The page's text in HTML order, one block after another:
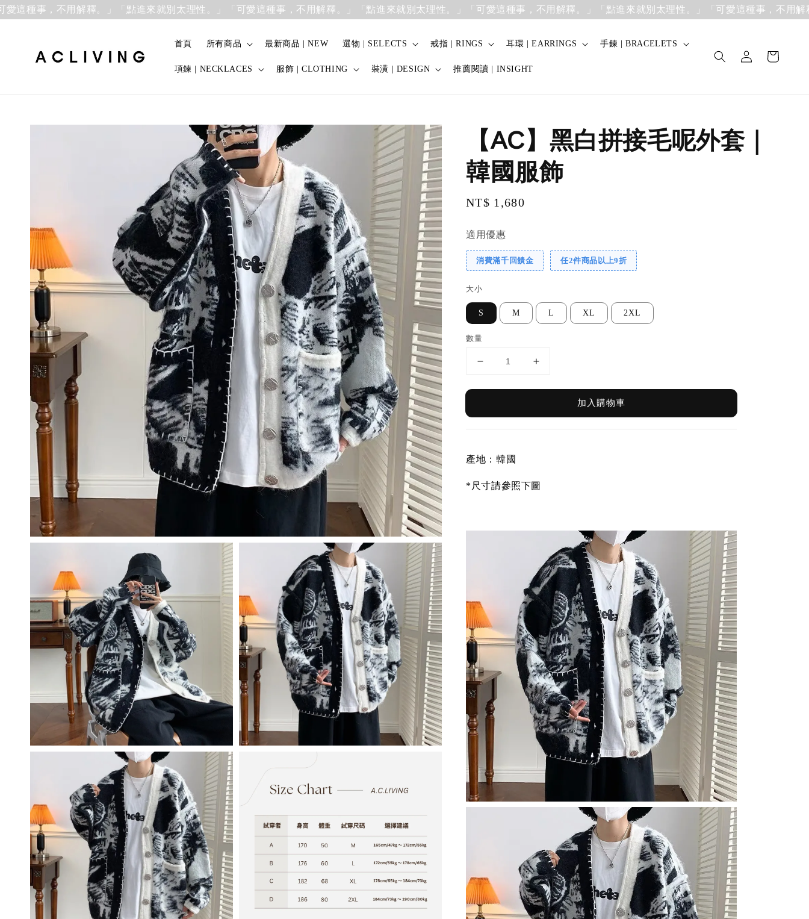
事，不用解釋。」「點進來就別太理性。」「可愛這種事，不用解釋。」「點進來就別太理性。」「可愛這種事，不用解釋。」「點進來就別太理性。」「可愛這種事，不用解釋。
首頁 所有商品 最新商品 | NEW 選物 | SELECTS 戒指 | RINGS 耳環 | EARRINGS 手鍊 | BRACELETS
項鍊 | NECKLACES 服飾 | CLOTHING 裝潢 | DESIGN 推薦閱讀 | INSIGHT
【AC】黑白拼接毛呢外套｜
韓國服飾
Regular
NT$ 1,680
適用優惠
消費滿千回饋金 任2件商品以上9折
大小
S M L XL 2XL
數量
加入購物車
產地：韓國
*尺寸請參照下圖